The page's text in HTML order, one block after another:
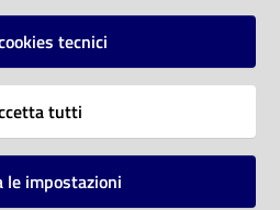
tecnici
tutti
le impostazioni